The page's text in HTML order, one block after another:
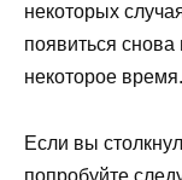
некоторых
появиться
некоторое время.
Если вы
попробуйте